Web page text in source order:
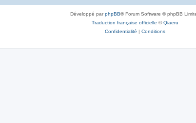
Développé parphpBB® Forum Software © phpBB
Traduction française officielle ©Qiaeru
Confidentialité | Conditions